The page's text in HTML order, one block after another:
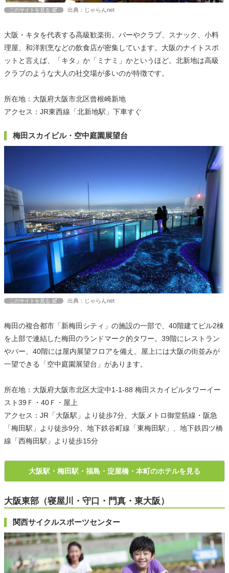
このサイトを見る 出典：じゃらんnet
大阪・キタを代表する高級歓楽街。バーやクラブ、スナック、小料
理屋、和洋割烹などの飲食店が密集しています。大阪のナイトスポ
ットと言えば、「キタ」か「ミナミ」かというほど。北新地は高級
クラブのような大人の社交場が多いのが特徴です。
所在地：大阪府大阪市北区曾根崎新地
アクセス：JR東西線「北新地駅」下車すぐ
梅田スカイビル・空中庭園展望台
このサイトを見る 出典：じゃらんnet
梅田の複合都市「新梅田シティ」の施設の一部で、40階建てビル2棟
を上部で連結した梅田のランドマーク的タワー。39階にレストラン
やバー、40階には屋内展望フロアを備え、屋上には大阪の街並みが
一望できる「空中庭園展望台」があります。
所在地：大阪府大阪市北区大淀中1-1-88 梅田スカイビルタワーイー
スト39Ｆ・40Ｆ・屋上
アクセス：JR「大阪駅」より徒歩7分、大阪メトロ御堂筋線・阪急
「梅田駅」より徒歩9分、地下鉄谷町線「東梅田駅」、地下鉄四ツ橋
線「西梅田駅」より徒歩15分
大阪駅・梅田駅・福島・淀屋橋・本町のホテルを見る
大阪東部（寝屋川・守口・門真・東大阪）
関西サイクルスポーツセンター